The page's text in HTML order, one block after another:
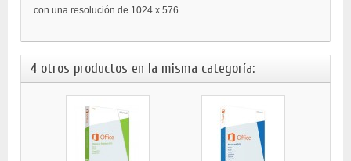
con una resolución de 1024 x 576
4 otros productos en la misma categoría: